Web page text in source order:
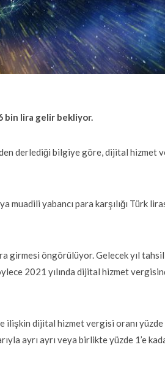
bin lira gelir bekliyor.
derlediği bilgiye göre, dijital hizmet
yabancı para karşılığı Türk
girmesi öngörülüyor. Gelecek yıl
2021 yılında dijital hizmet
ilişkin dijital hizmet vergisi oranı
ayrı ayrı veya birlikte yüzde 1’e